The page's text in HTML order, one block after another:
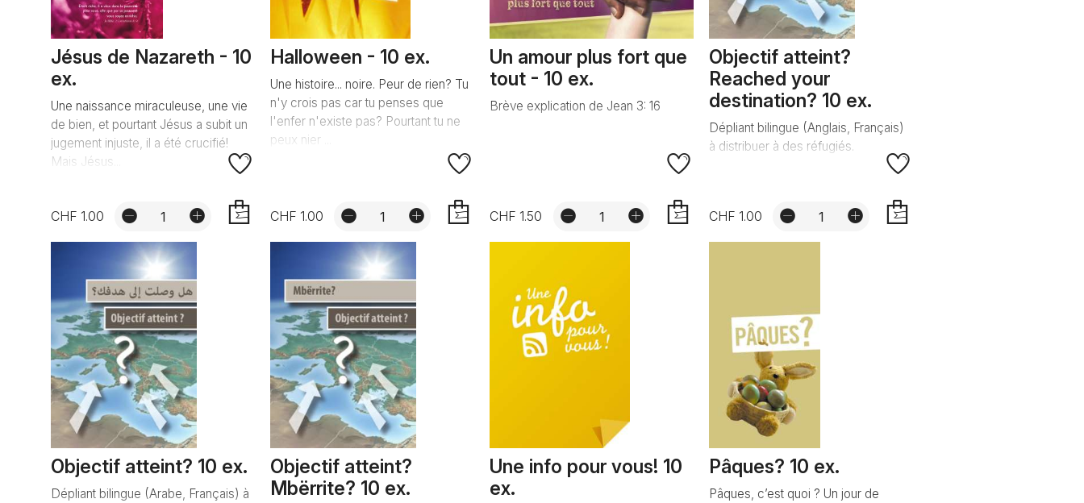
Jésus de Nazareth - 10
ex.
Une naissance miraculeuse, une vie
de bien, et pourtant Jésus a subit un
jugement injuste, il a été crucifié!
Mais Jésus...
CHF 1.00
Halloween - 10 ex.
Une histoire... noire. Peur de rien? Tu
n'y crois pas car tu penses que
l'enfer n'existe pas? Pourtant tu ne
peux nier ...
CHF 1.00
Un amour plus fort que
tout - 10 ex.
Brève explication de Jean 3: 16
CHF 1.50
Objectif atteint?
Reached your
destination? 10 ex.
Dépliant bilingue (Anglais, Français)
à distribuer à des réfugiés.
CHF 1.00
Objectif atteint? 10 ex.
Dépliant bilingue (Arabe, Français) à
Objectif atteint?
Mbërrite? 10 ex.
Une info pour vous! 10
ex.
Pâques? 10 ex.
Pâques, c’est quoi ? Un jour de